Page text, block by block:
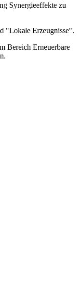
Synergieeffekte zu
"Lokale Erzeugnisse".
Bereich Erneuerbare